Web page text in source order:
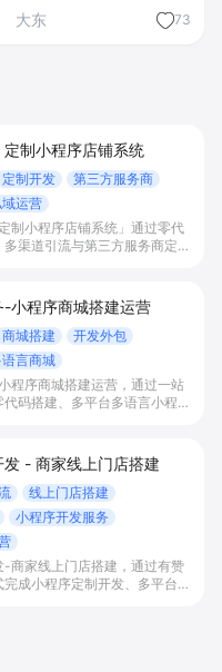
大东
73
制小程序店铺系统
定制开发
第三方服务商
运营
制小程序店铺系统」通过零代
渠道引流与第三方服务商定制
升获客与复购，实现线上生意
-小程序商城搭建运营
商城搭建
开发外包
语言商城
程序商城搭建运营，通过一站
码搭建、多平台多语言小程序
提升复购与业绩增长。
- 商家线上门店搭建
线上门店搭建
小程序开发服务
-商家线上门店搭建，通过有赞
成小程序定制开发、多平台联